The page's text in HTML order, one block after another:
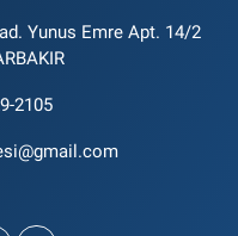
Yunus Emre Apt. 14/2
2105